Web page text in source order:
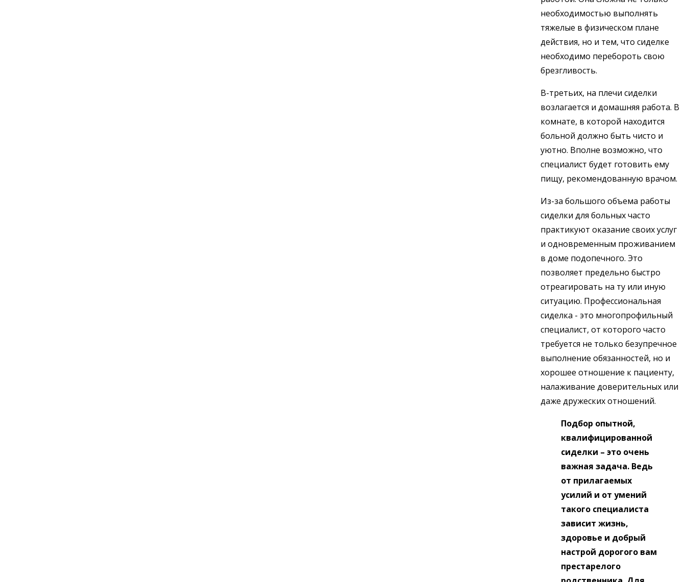
необходимостью выполнять
тяжелые в физическом плане
действия, но и тем, что сиделке
необходимо перебороть свою
брезгливость.
В-третьих, на плечи сиделки
возлагается и домашняя работа. В
комнате, в которой находится
больной должно быть чисто и
уютно. Вполне возможно, что
специалист будет готовить ему
пищу, рекомендованную врачом.
Из-за большого объема работы
сиделки для больных часто
практикуют оказание своих услуг
и одновременным проживанием
в доме подопечного. Это
позволяет предельно быстро
отреагировать на ту или иную
ситуацию. Профессиональная
сиделка - это многопрофильный
специалист, от которого часто
требуется не только безупречное
выполнение обязанностей, но и
хорошее отношение к пациенту,
налаживание доверительных или
даже дружеских отношений.
Подбор опытной,
квалифицированной
сиделки – это очень
важная задача. Ведь
от прилагаемых
усилий и от умений
такого специалиста
зависит жизнь,
здоровье и добрый
настрой дорогого вам
престарелого